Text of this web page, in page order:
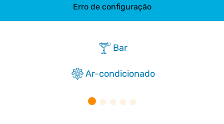
Erro de configuração
Bar
Ar-condicionado